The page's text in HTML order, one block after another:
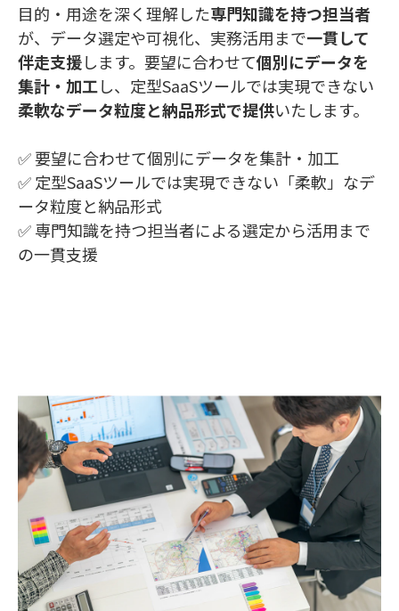
目的・用途を深く理解した専門知識を持つ担当者
が、データ選定や可視化、実務活用まで一貫して
伴走支援します。要望に合わせて個別にデータを
集計・加工し、定型SaaSツールでは実現できない
柔軟なデータ粒度と納品形式で提供いたします。
✅ 要望に合わせて個別にデータを集計・加工
✅ 定型SaaSツールでは実現できない「柔軟」なデ
ータ粒度と納品形式
✅ 専門知識を持つ担当者による選定から活用まで
の一貫支援